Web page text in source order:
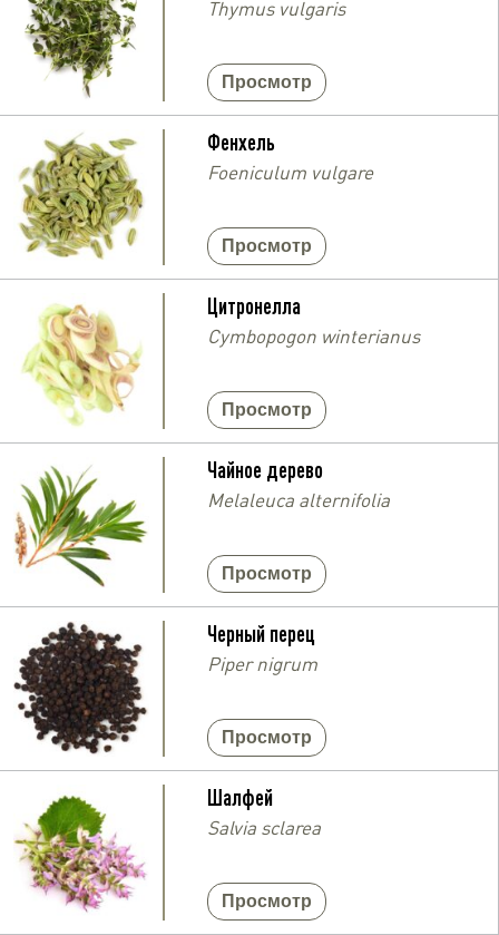
Thymus vulgaris
Просмотр
Фенхель
Foeniculum vulgare
Просмотр
Цитронелла
Cymbopogon winterianus
Просмотр
Чайное дерево
Melaleuca alternifolia
Просмотр
Черный перец
Piper nigrum
Просмотр
Шалфей
Salvia sclarea
Просмотр